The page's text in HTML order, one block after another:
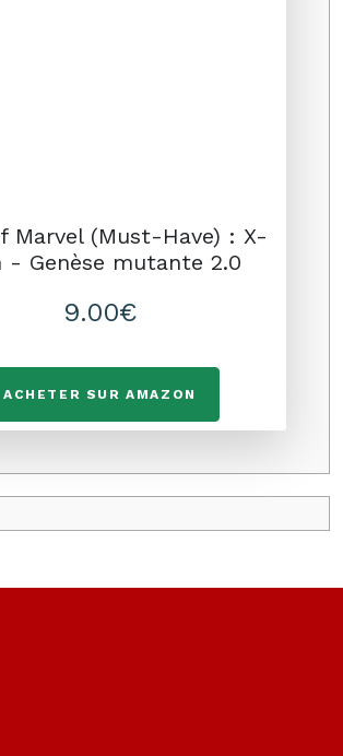
Marvel (Must-Have) : X-
- Genèse mutante 2.0
9.00€
ACHETER SUR AMAZON